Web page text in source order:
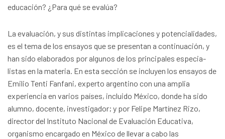
educación? ¿Para qué se evalúa?
La evaluación, y sus distintas implicaciones y potencialidades,
es el tema de los ensayos que se presentan a continuación, y
han sido elaborados por algunos de los principales especia-
listas en la materia. En esta sección se incluyen los ensayos de
Emilio Tenti Fanfani, experto argentino con una amplia
experiencia en varios países, incluido México, donde ha sido
alumno, docente, investigador; y por Felipe Martínez Rizo,
director del Instituto Nacional de Evaluación Educativa,
organismo encargado en México de llevar a cabo las